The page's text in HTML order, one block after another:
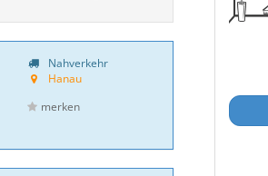
Nahverkehr
Hanau
merken